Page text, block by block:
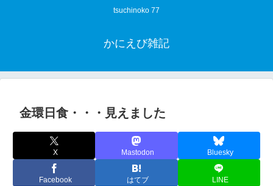
tsuchinoko 77
かにえび雑記
金環日食・・・見えました
X Mastodon Bluesky
Facebook はてブ LINE